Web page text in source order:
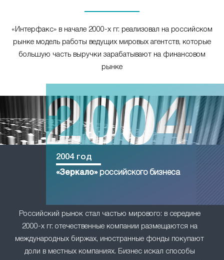
«Интерфакс» в начале 2000-х гг. реализовал на российском
рынке модель работы ведущих мировых агентств, которые
большую часть выручки зарабатывают на финансовом
рынке
Российский рынок стал частью мирового: в середине
2000-х гг. отечественные компании размещаются на
международных биржах, иностранные фонды покупают
доли в местных компаниях. Бизнес искал способы
2004 год
«Зеркало»российского бизнеса